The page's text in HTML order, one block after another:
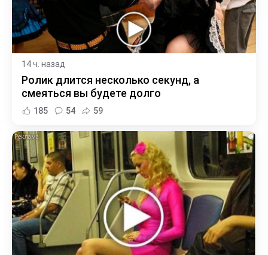
14 ч. назад
Ролик длится несколько секунд, а
смеяться вы будете долго
185 54 59
i